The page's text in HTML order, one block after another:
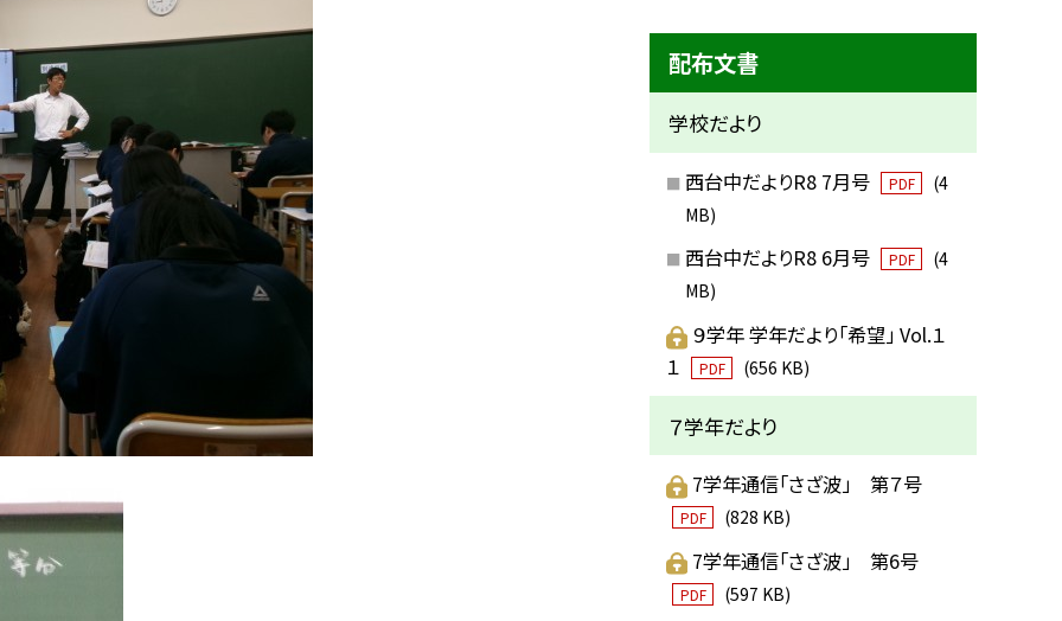
配布文書
学校だより
西台中だよりR8 7月号 PDF
(4
MB)
西台中だよりR8 6月号 PDF
(4
MB)
９学年 学年だより「希望」 Vol.１
１
PDF (656 KB)
７学年だより
7学年通信「さざ波」 第７号
PDF (828 KB)
7学年通信「さざ波」 第6号
PDF (597 KB)